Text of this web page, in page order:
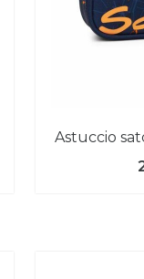
astuccio